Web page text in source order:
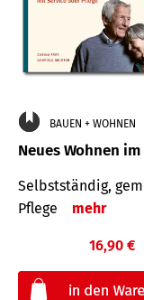
BAUEN + WOHNEN
Neues Wohnen
Selbstständig,
Pflege
mehr
16,90 €